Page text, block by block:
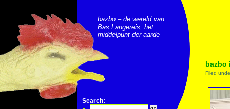
bazbo – de wereld van
Bas Langereis, het
middelpunt der aarde
Search:
bazbo
Filed